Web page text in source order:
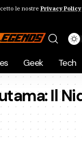
le nostre Privacy Policy
Geek Tech
Il